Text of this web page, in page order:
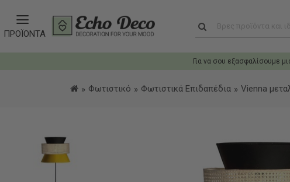
Για να σου εξασφαλίσουμε
ΠΡΟΪΟΝΤΑ
Φωτιστικό Φωτιστικά Επιδαπέδια Vienna